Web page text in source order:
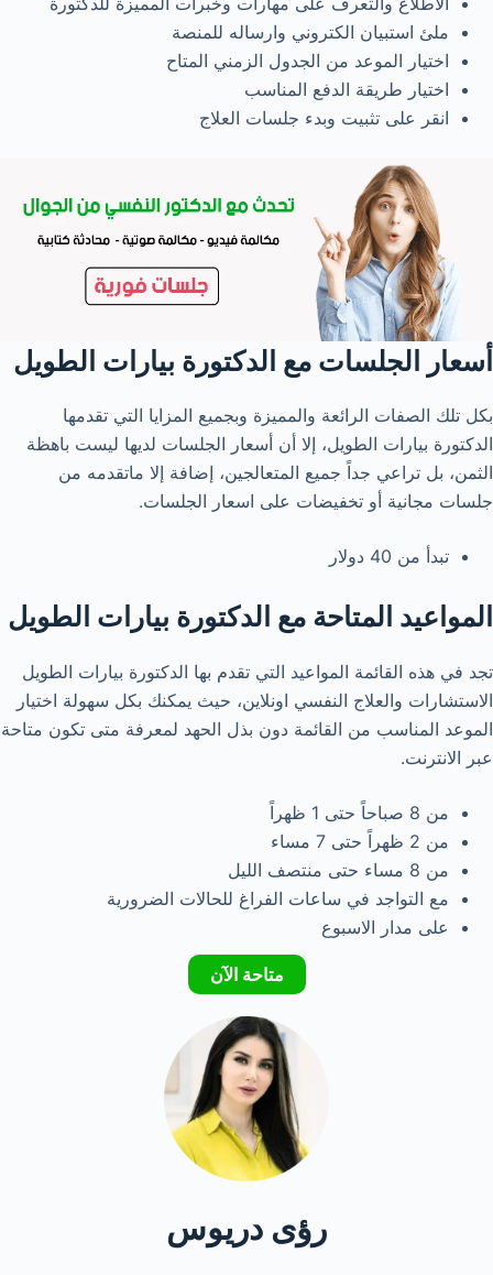
ملئ استبيان الكتروني وارساله للمنصة
اختيار الموعد من الجدول الزمني المتاح
اختيار طريقة الدفع المناسب
انقر على تثبيت وبدء جلسات العلاج
أسعار الجلسات مع الدكتورة بيارات الطويل
بكل تلك الصفات الرائعة والمميزة وبجميع المزايا التي تقدمها
الدكتورة بيارات الطويل، إلا أن أسعار الجلسات لديها ليست باهظة
الثمن، بل تراعي جداً جميع المتعالجين، إضافة إلا ماتقدمه من
جلسات مجانية أو تخفيضات على اسعار الجلسات.
تبدأ من 40 دولار
المواعيد المتاحة مع الدكتورة بيارات الطويل
تجد في هذه القائمة المواعيد التي تقدم بها الدكتورة بيارات الطويل
الاستشارات والعلاج النفسي اونلاين، حيث يمكنك بكل سهولة اختيار
الموعد المناسب من القائمة دون بذل الحهد لمعرفة متى تكون متاحة
عبر الانترنت.
من 8 صباحاً حتى 1 ظهراً
من 2 ظهراً حتى 7 مساء
من 8 مساء حتى منتصف الليل
مع التواجد في ساعات الفراغ للحالات الضرورية
على مدار الاسبوع
متاحة الآن
رؤى دريوس